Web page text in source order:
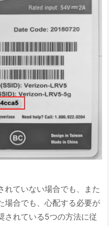
れていない場合でも、また
場合でも、心配する必要が
されている5つの方法に従